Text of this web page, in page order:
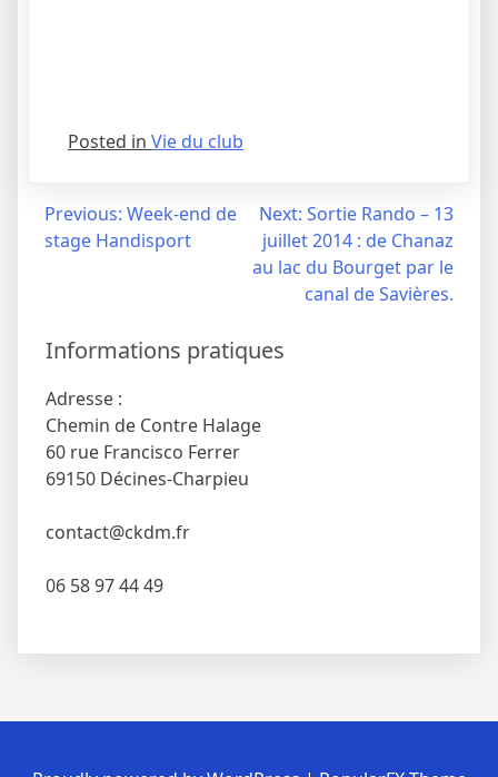
Posted in Vie du club
Navigation
Previous: Week-end de
stage Handisport
Next: Sortie Rando – 13
juillet 2014 : de Chanaz
au lac du Bourget par le
canal de Savières.
Informations pratiques
Adresse :
Chemin de Contre Halage
60 rue Francisco Ferrer
69150 Décines-Charpieu
contact@ckdm.fr
06 58 97 44 49